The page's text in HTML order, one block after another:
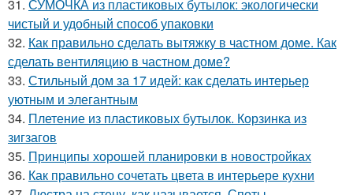
31. СУМОЧКА из пластиковых бутылок: экологически
чистый и удобный способ упаковки
32. Как правильно сделать вытяжку в частном доме. Как
сделать вентиляцию в частном доме?
33. Стильный дом за 17 идей: как сделать интерьер
уютным и элегантным
34. Плетение из пластиковых бутылок. Корзинка из
зигзагов
35. Принципы хорошей планировки в новостройках
36. Как правильно сочетать цвета в интерьере кухни